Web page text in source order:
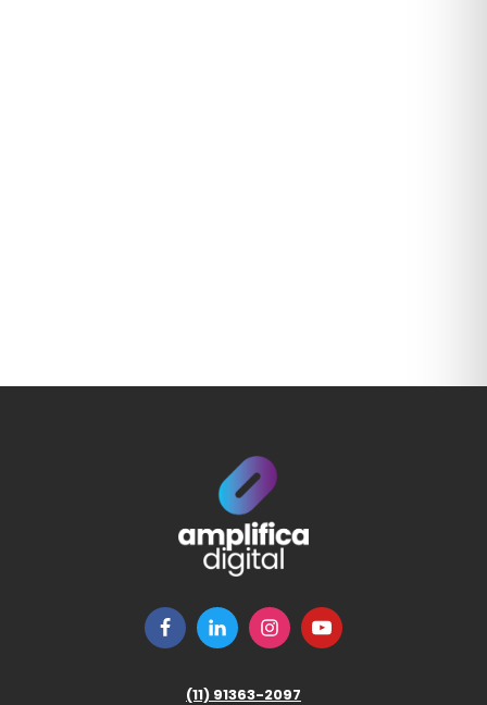
(11) 91363-2097